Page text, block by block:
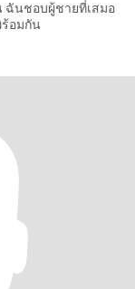
ฉันชอบผู้ชายที่เสมอ
อมกัน